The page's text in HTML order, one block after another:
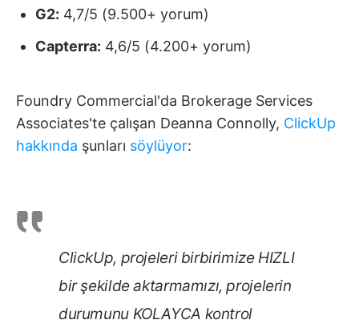
G2: 4,7/5 (9.500+ yorum)
Capterra: 4,6/5 (4.200+ yorum)
Foundry Commercial'da Brokerage Services
Associates'te çalışan Deanna Connolly, ClickUp
hakkında şunları söylüyor:
ClickUp, projeleri birbirimize HIZLI
bir şekilde aktarmamızı, projelerin
durumunu KOLAYCA kontrol